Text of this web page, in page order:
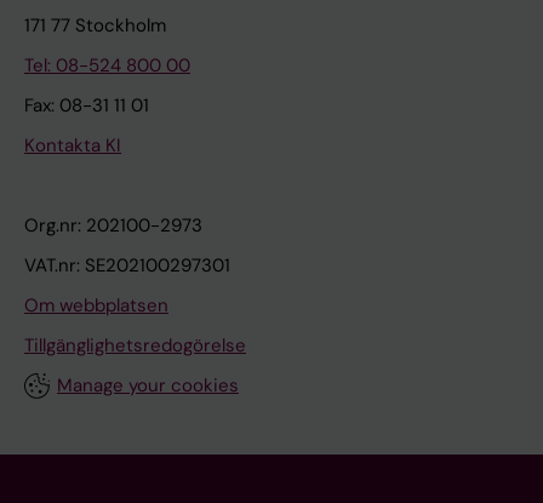
171 77 Stockholm
Tel: 08-524 800 00
Fax: 08-31 11 01
Kontakta KI
Org.nr: 202100-2973
VAT.nr: SE202100297301
Om webbplatsen
Tillgänglighetsredogörelse
Manage your cookies